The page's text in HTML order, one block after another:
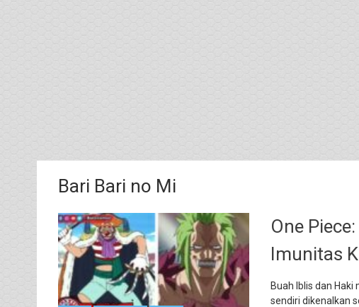
Bari Bari no Mi
One
Imunitas
Buah Iblis dan
sendiri dikenalkan